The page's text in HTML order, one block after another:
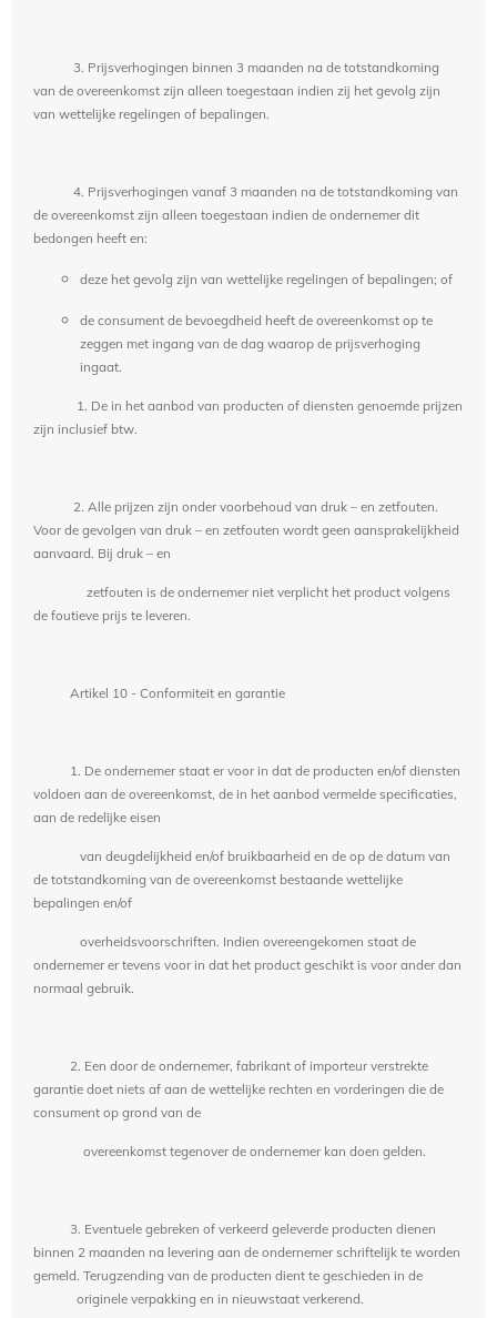
3. Prijsverhogingen binnen 3 maanden na de totstandkoming
van de overeenkomst zijn alleen toegestaan indien zij het gevolg zijn
van wettelijke regelingen of bepalingen.
4. Prijsverhogingen vanaf 3 maanden na de totstandkoming van
de overeenkomst zijn alleen toegestaan indien de ondernemer dit
bedongen heeft en:
deze het gevolg zijn van wettelijke regelingen of bepalingen; of
de consument de bevoegdheid heeft de overeenkomst op te
zeggen met ingang van de dag waarop de prijsverhoging
ingaat.
1. De in het aanbod van producten of diensten genoemde prijzen
zijn inclusief btw.
2. Alle prijzen zijn onder voorbehoud van druk – en zetfouten.
Voor de gevolgen van druk – en zetfouten wordt geen aansprakelijkheid
aanvaard. Bij druk – en
zetfouten is de ondernemer niet verplicht het product volgens
de foutieve prijs te leveren.
Artikel 10 - Conformiteit en garantie
1. De ondernemer staat er voor in dat de producten en/of diensten
voldoen aan de overeenkomst, de in het aanbod vermelde specificaties,
aan de redelijke eisen
van deugdelijkheid en/of bruikbaarheid en de op de datum van
de totstandkoming van de overeenkomst bestaande wettelijke
bepalingen en/of
overheidsvoorschriften. Indien overeengekomen staat de
ondernemer er tevens voor in dat het product geschikt is voor ander dan
normaal gebruik.
2. Een door de ondernemer, fabrikant of importeur verstrekte
garantie doet niets af aan de wettelijke rechten en vorderingen die de
consument op grond van de
overeenkomst tegenover de ondernemer kan doen gelden.
3. Eventuele gebreken of verkeerd geleverde producten dienen
binnen 2 maanden na levering aan de ondernemer schriftelijk te worden
gemeld. Terugzending van de producten dient te geschieden in de
originele verpakking en in nieuwstaat verkerend.